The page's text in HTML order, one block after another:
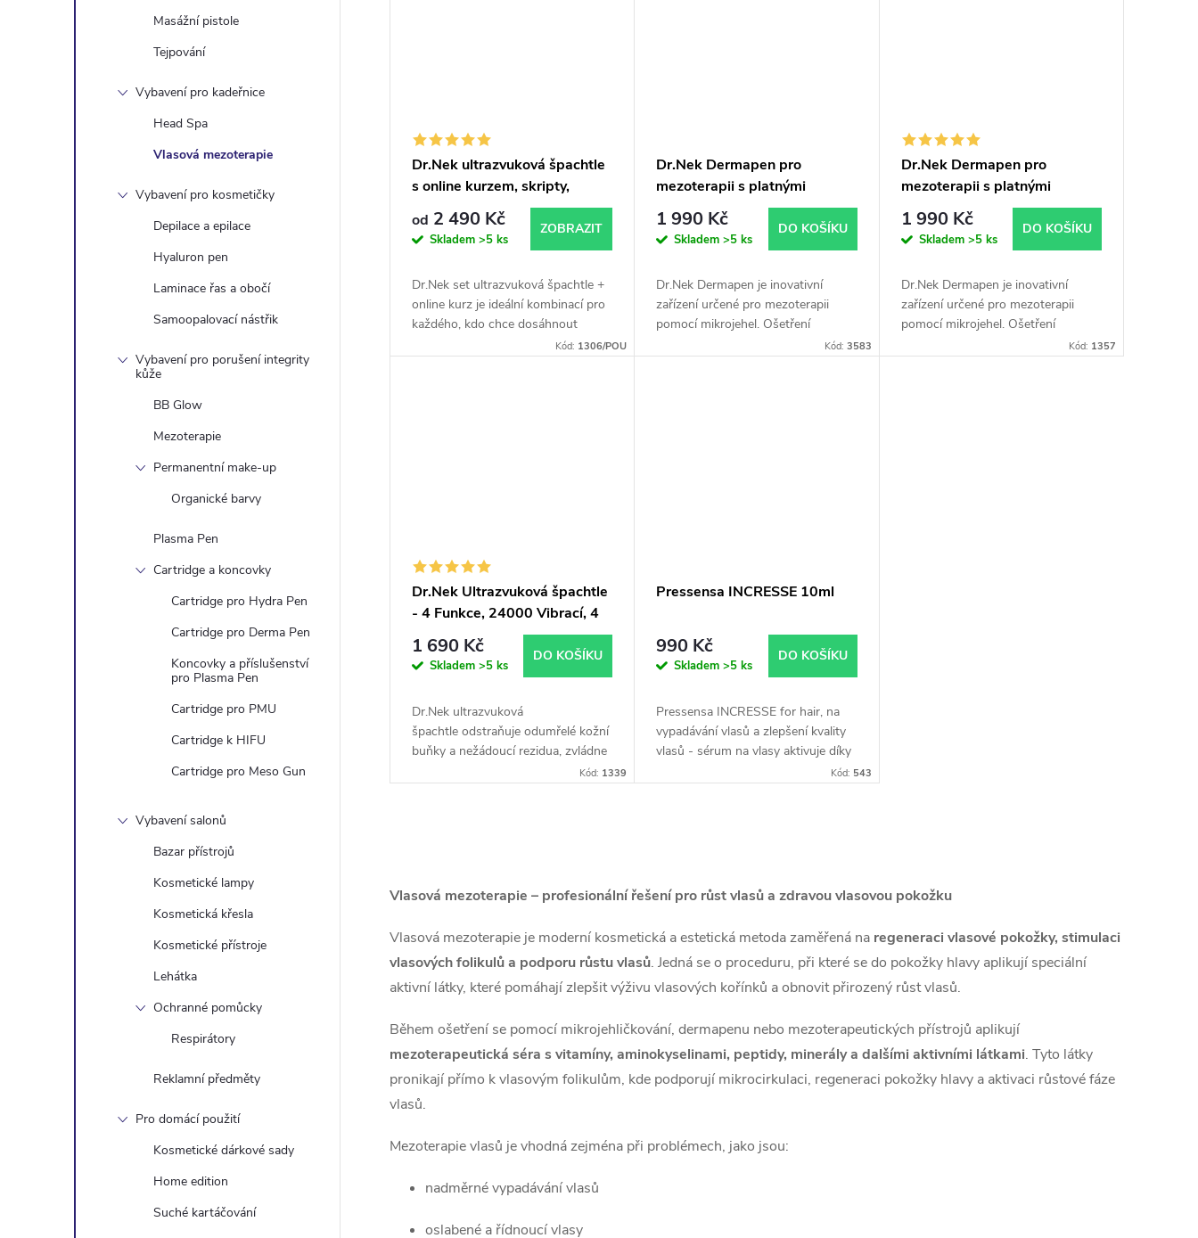
Masážní pistole
Tejpování
Vybavení pro kadeřnice
Head Spa
Vlasová mezoterapie
Vybavení pro kosmetičky
Depilace a epilace
Hyaluron pen
Laminace řas a obočí
Samoopalovací nástřik
Vybavení pro porušení integrity
kůže
BB Glow
Mezoterapie
Permanentní make-up
Organické barvy
Plasma Pen
Cartridge a koncovky
Cartridge pro Hydra Pen
Cartridge pro Derma Pen
Koncovky a příslušenství
pro Plasma Pen
Cartridge pro PMU
Cartridge k HIFU
Cartridge pro Meso Gun
Vybavení salonů
Bazar přístrojů
Kosmetické lampy
Kosmetická křesla
Kosmetické přístroje
Lehátka
Ochranné pomůcky
Respirátory
Reklamní předměty
Pro domácí použití
Kosmetické dárkové sady
Home edition
Suché kartáčování
Dr.Nek ultrazvuková špachtle
s online kurzem, skripty,
certifikátem a 3% HA sérem
od 2 490 Kč
Skladem >5 ks
ZOBRAZIT
Dr.Nek set ultrazvuková špachtle +
online kurz je ideální kombinací pro
každého, kdo chce dosáhnout
profesionálních výsledků v péči o
Kód: 1306/POU
Dr.Nek Dermapen pro
mezoterapii s platnými
certifikáty pro použití v EU
plus Dr.Nek Antiageing sérum
ZDARMA
1 990 Kč
Skladem>5 ks
DO KOŠÍKU
Dr.Nek Dermapen je inovativní
zařízení určené pro mezoterapii
pomocí mikrojehel. Ošetření
redukuje malé vrásky, změnu barvy,
Kód: 3583
Dr.Nek Dermapen pro
mezoterapii s platnými
certifikáty pro použití v EU
plus Dr.Nek DNA sérum s
PDRN (DNA lososa) – pro
mikrojehličkování (dermapen)
10 ml
1 990 Kč
Skladem >5 ks
DO KOŠÍKU
Dr.Nek Dermapen je inovativní
zařízení určené pro mezoterapii
pomocí mikrojehel. Ošetření
redukuje malé vrásky, změnu barvy,
Kód: 1357
Dr.Nek Ultrazvuková špachtle
- 4 Funkce, 24000 Vibrací, 4
Programy
1 690 Kč
Skladem >5 ks
DO KOŠÍKU
Dr.Nek ultrazvuková
špachtle odstraňuje odumřelé kožní
buňky a nežádoucí rezidua, zvládne
dokonalý peeling až do hloubkyKód: 1339
Pressensa INCRESSE 10ml
990 Kč
Skladem>5 ks
DO KOŠÍKU
Pressensa INCRESSE for hair, na
vypadávání vlasů a zlepšení kvality
vlasů - sérum na vlasy aktivuje díky
kombinaci účinných látek správné
Kód: 543
v
á
d
a
c
í
p
Vlasová mezoterapie – profesionální řešení pro růst vlasů a zdravou vlasovou pokožku
Vlasová mezoterapie je moderní kosmetická a estetická metoda zaměřená na regeneraci vlasové pokožky, stimulaci
vlasových folikulů a podporu růstu vlasů. Jedná se o proceduru, při které se do pokožky hlavy aplikují speciální
aktivní látky, které pomáhají zlepšit výživu vlasových kořínků a obnovit přirozený růst vlasů.
Během ošetření se pomocí mikrojehličkování, dermapenu nebo mezoterapeutických přístrojů aplikují
mezoterapeutická séra s vitamíny, aminokyselinami, peptidy, minerály a dalšími aktivními látkami. Tyto látky
pronikají přímo k vlasovým folikulům, kde podporují mikrocirkulaci, regeneraci pokožky hlavy a aktivaci růstové fáze
vlasů.
Mezoterapie vlasů je vhodná zejména při problémech, jako jsou:
nadměrné vypadávání vlasů
oslabené a řídnoucí vlasy